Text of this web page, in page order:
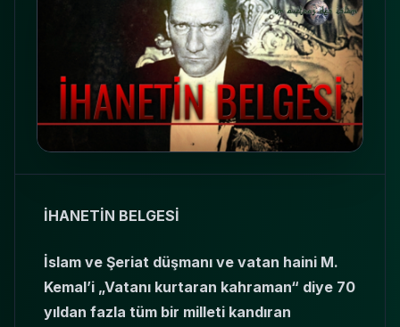
İHANETİN BELGESİ
İslam ve Şeriat düşmanı ve vatan haini M.
Kemal’i „Vatanı kurtaran kahraman“ diye 70
yıldan fazla tüm bir milleti kandıran